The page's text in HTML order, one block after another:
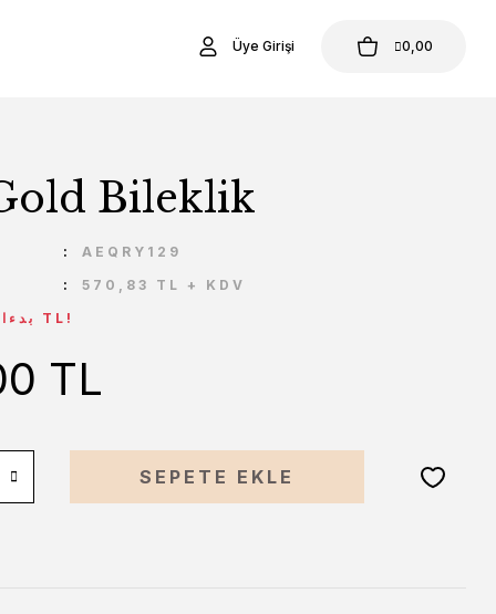
Üye Girişi 0,00
Bileklik
AEQRY129
570,83 TL + KDV
* بدءا من 89,06 TL!
TL
SEPETE EKLE